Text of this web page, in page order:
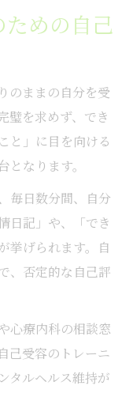
めの自己
のままの自分を受
璧を求めず、でき
と」に目を向ける
なります。
毎日数分間、自分
日記」や、「でき
挙げられます。自
、否定的な自己評
心療内科の相談窓
己受容のトレーニ
タルヘルス維持が